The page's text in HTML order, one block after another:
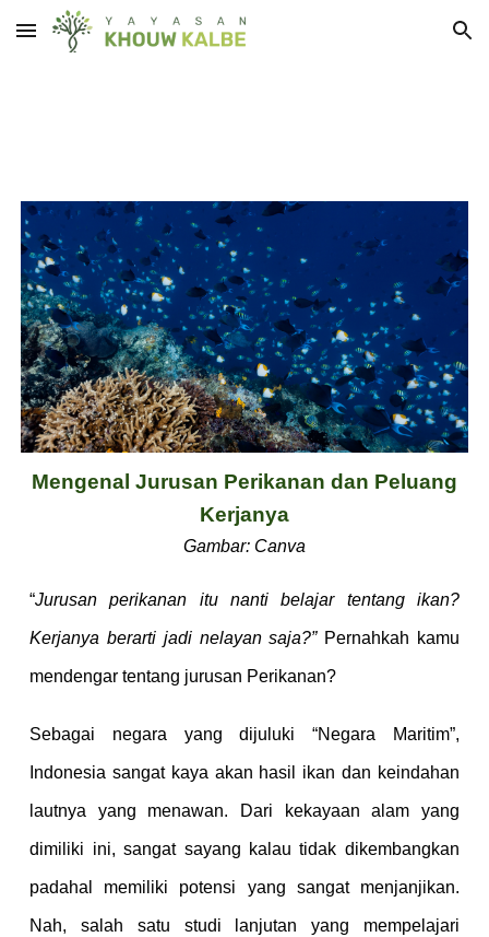
Skip to main content Skip to navigation
Mengenal Jurusan Perikanan dan Peluang
Kerjanya
Gambar: Canva
“Jurusan perikanan itu nanti belajar tentang ikan?
Kerjanya berarti jadi nelayan saja?” Pernahkah kamu
mendengar tentang jurusan Perikanan?
Sebagai negara yang dijuluki “Negara Maritim”,
Indonesia sangat kaya akan hasil ikan dan keindahan
lautnya yang menawan. Dari kekayaan alam yang
dimiliki ini, sangat sayang kalau tidak dikembangkan
padahal memiliki potensi yang sangat menjanjikan.
Nah, salah satu studi lanjutan yang mempelajari